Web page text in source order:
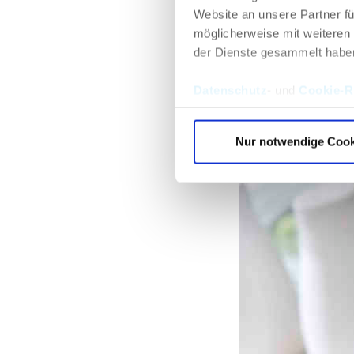
Website an unsere Partner
möglicherweise mit
der Dienste gesammelt
Datenschutz Cookie-
Nur notwendige
Auf die
Beim Abnehmen
gilt abends
Abendessen
vielen Menschen